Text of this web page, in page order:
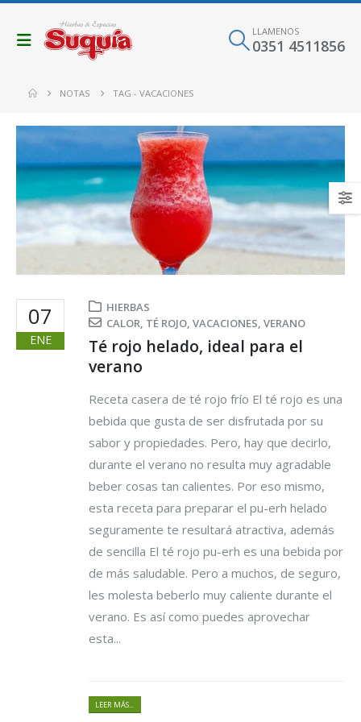
LLAMENOS
0351 4511856
NOTAS TAG -VACACIONES
07
ENE
HIERBAS
CALOR, TÉ ROJO, VACACIONES, VERANO
Té rojo helado, ideal para el
verano
Receta casera de té rojo frío El té rojo es una
bebida que gusta de ser disfrutada por su
sabor y propiedades. Pero, hay que decirlo,
durante el verano no resulta muy agradable
beber cosas tan calientes. Por eso mismo,
esta receta para preparar el pu-erh helado
seguramente te resultará atractiva, además
de sencilla El té rojo pu-erh es una bebida por
de más saludable. Pero a muchos, de seguro,
les molesta beberlo muy caliente durante el
verano. Es así como puedes aprovechar
esta...
LEER MÁS...